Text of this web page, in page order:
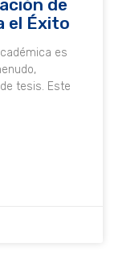
de
el Éxito
es
tesis. Este